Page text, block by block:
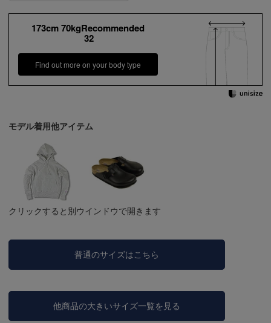
173cm 70kgRecommended
32
Find out more on your body type
モデル着用他アイテム
クリックすると別ウインドウで開きます
普通のサイズはこちら
他商品の大きいサイズ一覧を見る